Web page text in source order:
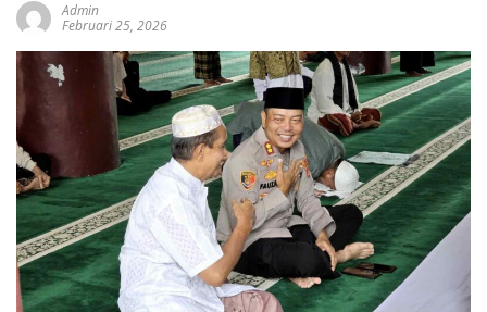
Admin
Februari 25, 2026